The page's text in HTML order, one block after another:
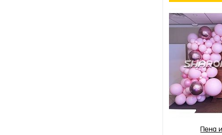
Купить в 1
В избранное
В наличии
Пена